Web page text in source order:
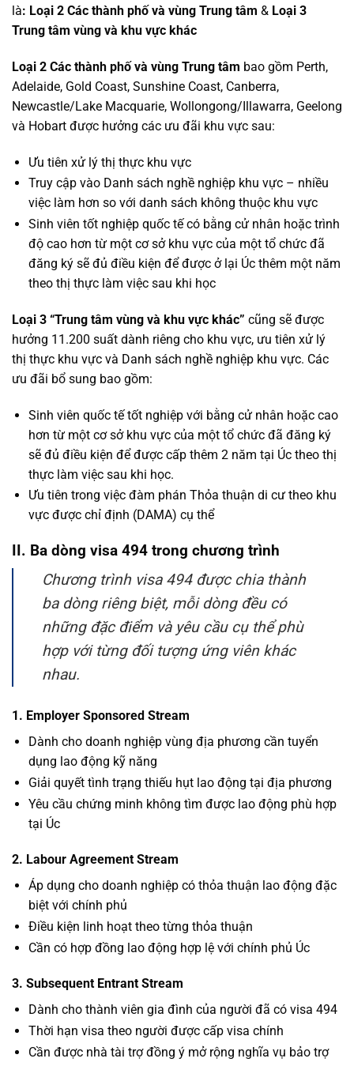
là: Loại 2 Các thành phố và vùng Trung tâm & Loại 3
Trung tâm vùng và khu vực khác
Loại 2 Các thành phố và vùng Trung tâm bao gồm Perth,
Adelaide, Gold Coast, Sunshine Coast, Canberra,
Newcastle/Lake Macquarie, Wollongong/Illawarra, Geelong
và Hobart được hưởng các ưu đãi khu vực sau:
Ưu tiên xử lý thị thực khu vực
Truy cập vào Danh sách nghề nghiệp khu vực – nhiều
việc làm hơn so với danh sách không thuộc khu vực
Sinh viên tốt nghiệp quốc tế có bằng cử nhân hoặc trình
độ cao hơn từ một cơ sở khu vực của một tổ chức đã
đăng ký sẽ đủ điều kiện để được ở lại Úc thêm một năm
theo thị thực làm việc sau khi học
Loại 3 “Trung tâm vùng và khu vực khác” cũng sẽ được
hưởng 11.200 suất dành riêng cho khu vực, ưu tiên xử lý
thị thực khu vực và Danh sách nghề nghiệp khu vực. Các
ưu đãi bổ sung bao gồm:
Sinh viên quốc tế tốt nghiệp với bằng cử nhân hoặc cao
hơn từ một cơ sở khu vực của một tổ chức đã đăng ký
sẽ đủ điều kiện để được cấp thêm 2 năm tại Úc theo thị
thực làm việc sau khi học.
Ưu tiên trong việc đàm phán Thỏa thuận di cư theo khu
vực được chỉ định (DAMA) cụ thể
II. Ba dòng visa 494 trong chương trình
Chương trình visa 494 được chia thành
ba dòng riêng biệt, mỗi dòng đều có
những đặc điểm và yêu cầu cụ thể phù
hợp với từng đối tượng ứng viên khác
nhau.
1. Employer Sponsored Stream
Dành cho doanh nghiệp vùng địa phương cần tuyển
dụng lao động kỹ năng
Giải quyết tình trạng thiếu hụt lao động tại địa phương
Yêu cầu chứng minh không tìm được lao động phù hợp
tại Úc
2. Labour Agreement Stream
Áp dụng cho doanh nghiệp có thỏa thuận lao động đặc
biệt với chính phủ
Điều kiện linh hoạt theo từng thỏa thuận
Cần có hợp đồng lao động hợp lệ với chính phủ Úc
3. Subsequent Entrant Stream
Dành cho thành viên gia đình của người đã có visa 494
Thời hạn visa theo người được cấp visa chính
Cần được nhà tài trợ đồng ý mở rộng nghĩa vụ bảo trợ